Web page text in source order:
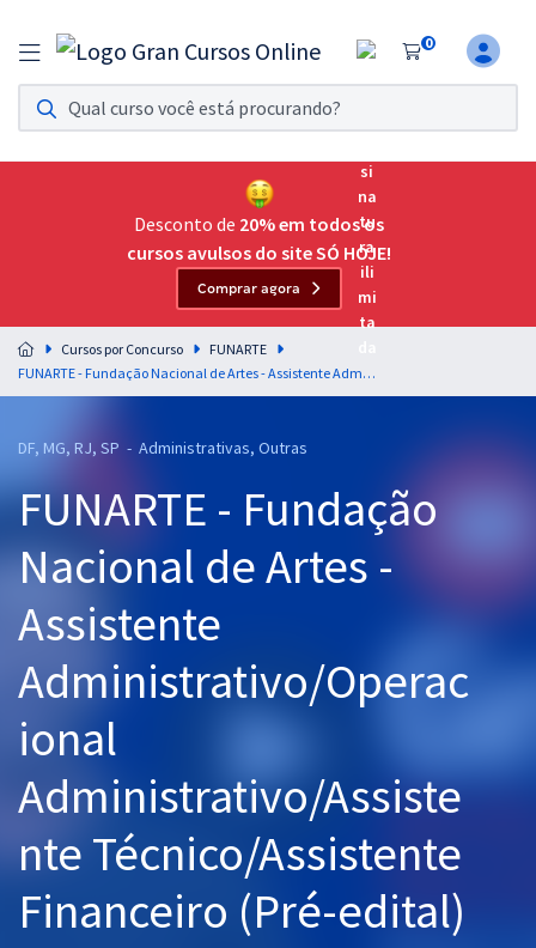
0
Assinatura Ilimitada 11
Acesso a todos os cursos. Teste grátis por 7 dias!
Assinatura OAB Até Passar
Acesso ilimitado a toda preparação para o Exame da
Residências Multiprofissionais
Preparação completa e intensiva para as principais
residências em saúde do Brasil
Cursos 20% OFF
Pós
Graduação
OAB
Mentorias
Questões grátis
Conteúdo gratuito
Aprovados
Desconto de 20% em todos os
cursos avulsos do site SÓ HOJE!
Comprar agora
Cursos por Concurso
FUNARTE
FUNARTE - Fundação Nacional de Artes - Assistente Administrativo/Operacional Administrativo/Assistente Técnico/Assistente Financeiro (Pré-edital)
DF, MG, RJ, SP - Administrativas, Outras
FUNARTE - Fundação
Nacional de Artes -
Assistente
Administrativo/Operac
ional
Administrativo/Assiste
nte Técnico/Assistente
Financeiro (Pré-edital)